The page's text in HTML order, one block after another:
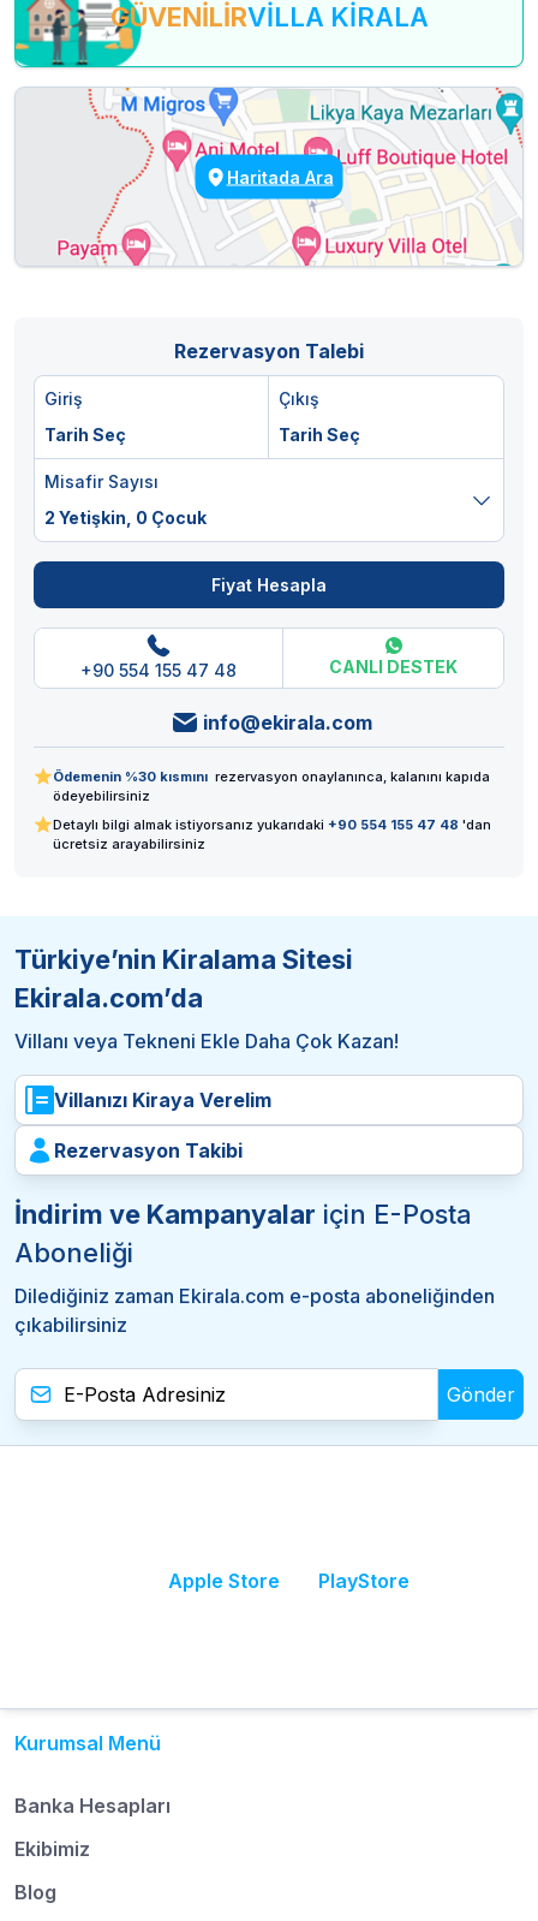
GÜVENİLİRVİLLA KİRALA
Haritada Ara
Rezervasyon Talebi
Giriş
Tarih Seç
Çıkış
Tarih Seç
Misafir Sayısı
2 Yetişkin, 0 Çocuk
Fiyat Hesapla
+90 554 155 47 48 CANLI DESTEK
info@ekirala.com
Ödemenin %30 kısmını rezervasyon onaylanınca, kalanını kapıda
ödeyebilirsiniz
Detaylı bilgi almak istiyorsanız yukarıdaki +90 554 155 47 48 'dan
ücretsiz arayabilirsiniz
Türkiye’nin Kiralama Sitesi
Ekirala.com’da
Villanı veya Tekneni Ekle Daha Çok Kazan!
Villanızı Kiraya Verelim
Rezervasyon Takibi
İndirim ve Kampanyalar için E-Posta
Aboneliği
Dilediğiniz zaman Ekirala.com e-posta aboneliğinden
çıkabilirsiniz
Gönder
Apple Store PlayStore
Kurumsal Menü
Banka Hesapları
Ekibimiz
Blog